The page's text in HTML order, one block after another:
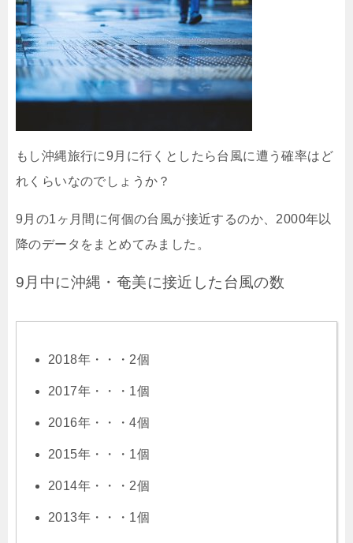
もし沖縄旅行に9月に行くとしたら台風に遭う確率はど
れくらいなのでしょうか？
9月の1ヶ月間に何個の台風が接近するのか、2000年以
降のデータをまとめてみました。
9月中に沖縄・奄美に接近した台風の数
2018年・・・2個
2017年・・・1個
2016年・・・4個
2015年・・・1個
2014年・・・2個
2013年・・・1個